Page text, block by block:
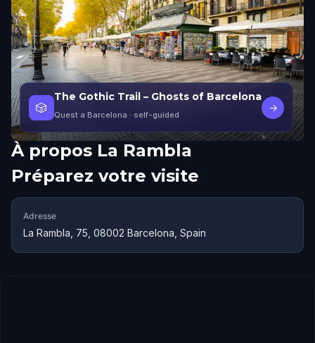
🎲
The Gothic Trail – Ghosts of Barcelona
Quest a Barcelona · self-guided
→
À propos La Rambla
Préparez votre visite
Adresse
La Rambla, 75, 08002 Barcelona, Spain